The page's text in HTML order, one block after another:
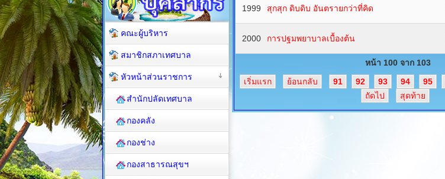
1999 สุกสุก ดิบดิบ อันตรายกว่าที่คิด
2000 การปฐมพยาบาลเบื้องต้น
หน้า 100 จาก 103
เริ่มแรก
ย้อนกลับ 91 92 93 94 95
ถัดไป
สุดท้าย
คณะผู้บริหาร
สมาชิกสภาเทศบาล
หัวหน้าส่วนราชการ
สำนักปลัดเทศบาล
กองคลัง
กองช่าง
กองสาธารณสุขฯ